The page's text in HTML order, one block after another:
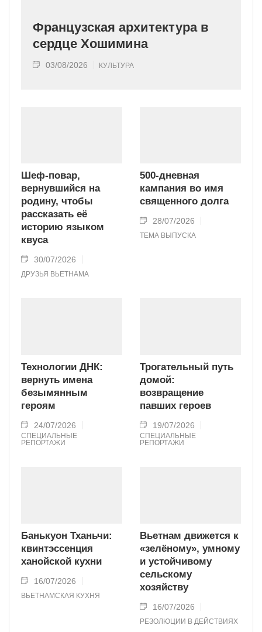
Французская архитектура в
сердце Хошимина
03/08/2026 КУЛЬТУРА
Шеф-повар,
вернувшийся на
родину, чтобы
рассказать её
историю языком
квуса
30/07/2026
ДРУЗЬЯ ВЬЕТНАМА
500-дневная
кампания во имя
священного долга
28/07/2026
ТЕМА ВЫПУСКА
Технологии ДНК:
вернуть имена
безымянным
героям
24/07/2026
СПЕЦИАЛЬНЫЕ
РЕПОРТАЖИ
Трогательный путь
домой:
возвращение
павших героев
19/07/2026
СПЕЦИАЛЬНЫЕ
РЕПОРТАЖИ
Банькуон Тханьчи:
квинтэссенция
ханойской кухни
16/07/2026
ВЬЕТНАМСКАЯ КУХНЯ
Вьетнам движется к
«зелёному», умному
и устойчивому
сельскому
хозяйству
16/07/2026
РЕЗОЛЮЦИИ В ДЕЙСТВИЯХ